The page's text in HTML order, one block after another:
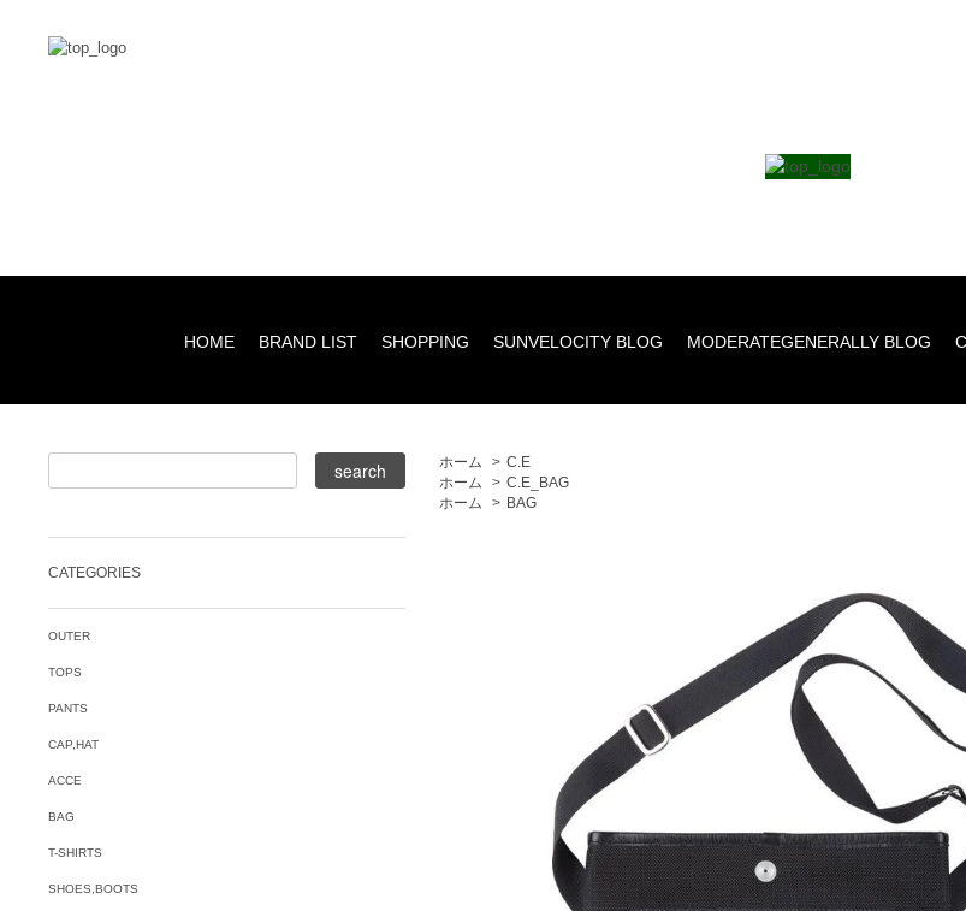
HOME BRAND LIST SHOPPING SUNVELOCITY BLOG MODERATEGENERALLY BLOG
ホーム > C.E
ホーム
> C.E_BAG
ホーム
> BAG
CATEGORIES
OUTER
TOPS
PANTS
CAP,HAT
ACCE
BAG
T-SHIRTS
SHOES,BOOTS